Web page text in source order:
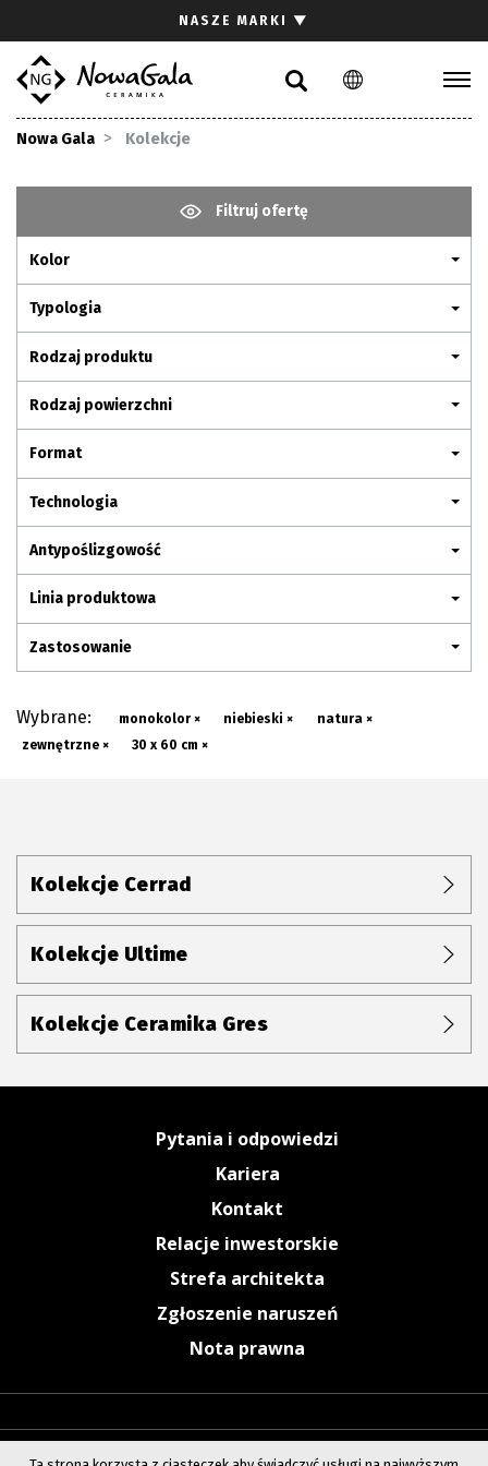
PL EN
NASZE MARKI ▼
Nowa Gala Kolekcje
Filtruj ofertę
Kolor
Typologia
Rodzaj produktu
Rodzaj powierzchni
Format
Technologia
Antypoślizgowość
Linia produktowa
Zastosowanie
Wybrane: monokolor × niebieski ×
natura ×
zewnętrzne ×
30 x 60 cm ×
Kolekcje Cerrad
Kolekcje Ultime
Kolekcje Ceramika Gres
Pytania i odpowiedzi
Kariera
Kontakt
Relacje inwestorskie
Strefa architekta
Zgłoszenie naruszeń
Nota prawna
Gdzie kupić
Pliki do pobrania
Pytania i odpowiedzi
Kariera
Kontakt
Komunikacja z akcjonariuszami